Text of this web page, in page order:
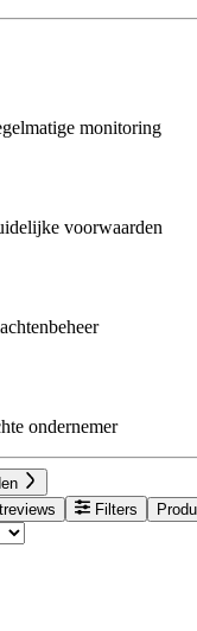
monitoring
voorwaarden
ondernemer
Filters